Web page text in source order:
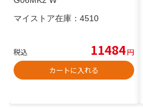
マイストア在庫： 4510
税込 11484円
カートに入れる